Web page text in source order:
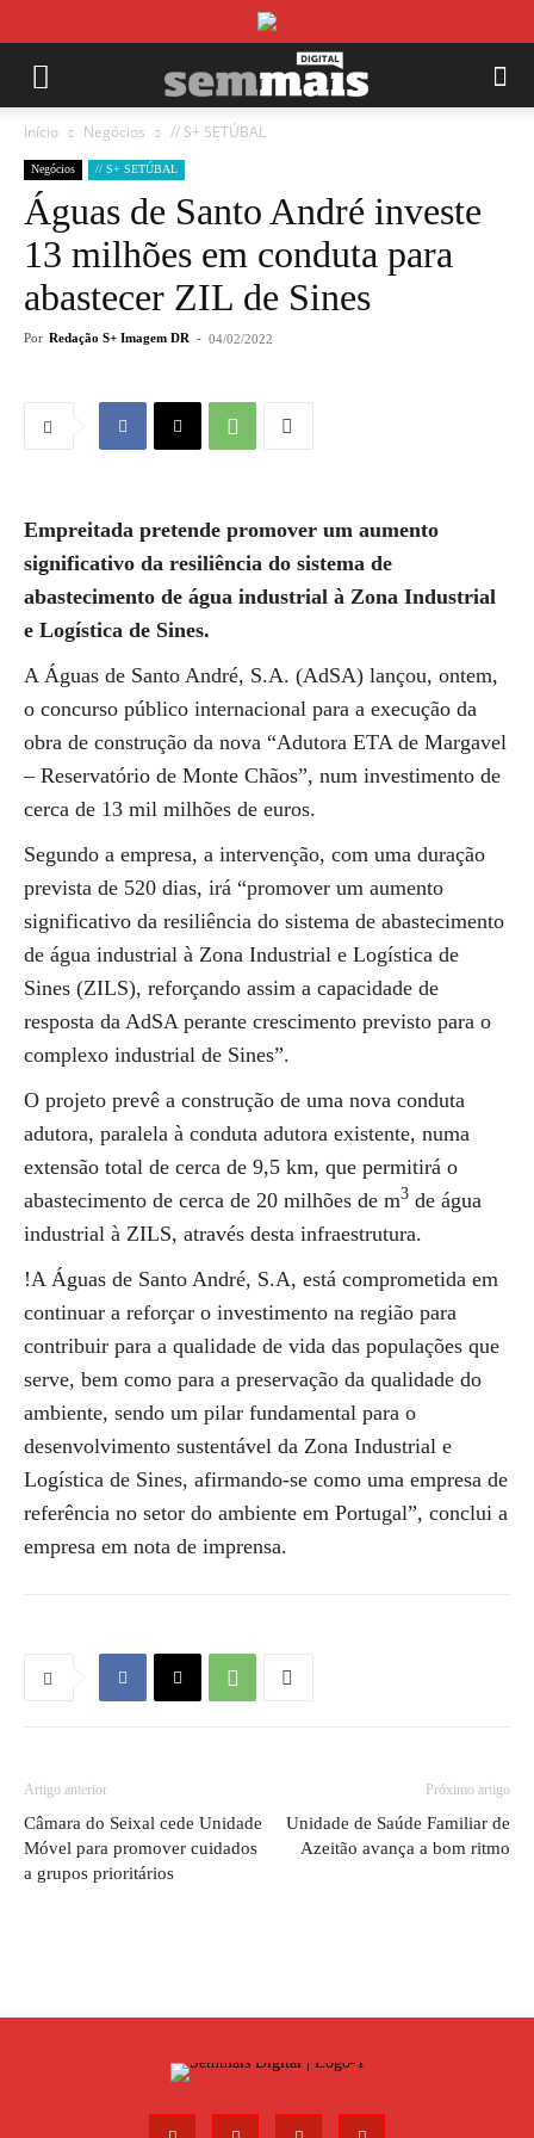
Início Negócios // S+ SETÚBAL
Negócios // S+ SETÚBAL
Águas de Santo André investe
13 milhões em conduta para
abastecer ZIL de Sines
Por Redação S+ Imagem DR - 04/02/2022
Empreitada pretende promover um aumento
significativo da resiliência do sistema de
abastecimento de água industrial à Zona Industrial
e Logística de Sines.
A Águas de Santo André, S.A. (AdSA) lançou, ontem,
o concurso público internacional para a execução da
obra de construção da nova “Adutora ETA de Margavel
– Reservatório de Monte Chãos”, num investimento de
cerca de 13 mil milhões de euros.
Segundo a empresa, a intervenção, com uma duração
prevista de 520 dias, irá “promover um aumento
significativo da resiliência do sistema de abastecimento
de água industrial à Zona Industrial e Logística de
Sines (ZILS), reforçando assim a capacidade de
resposta da AdSA perante crescimento previsto para o
complexo industrial de Sines”.
O projeto prevê a construção de uma nova conduta
adutora, paralela à conduta adutora existente, numa
extensão total de cerca de 9,5 km, que permitirá o
abastecimento de cerca de 20 milhões de m3 de água
industrial à ZILS, através desta infraestrutura.
!A Águas de Santo André, S.A, está comprometida em
continuar a reforçar o investimento na região para
contribuir para a qualidade de vida das populações que
serve, bem como para a preservação da qualidade do
ambiente, sendo um pilar fundamental para o
desenvolvimento sustentável da Zona Industrial e
Logística de Sines, afirmando-se como uma empresa de
referência no setor do ambiente em Portugal”, conclui a
empresa em nota de imprensa.
Artigo anterior
Câmara do Seixal cede Unidade
Móvel para promover cuidados
a grupos prioritários
Próximo artigo
Unidade de Saúde Familiar de
Azeitão avança a bom ritmo